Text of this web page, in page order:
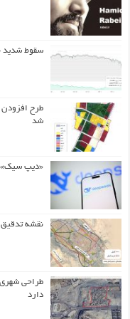
سقوط شدید بیت کوین ؛
طرح
شد
«دیپ
نقشه
دارد